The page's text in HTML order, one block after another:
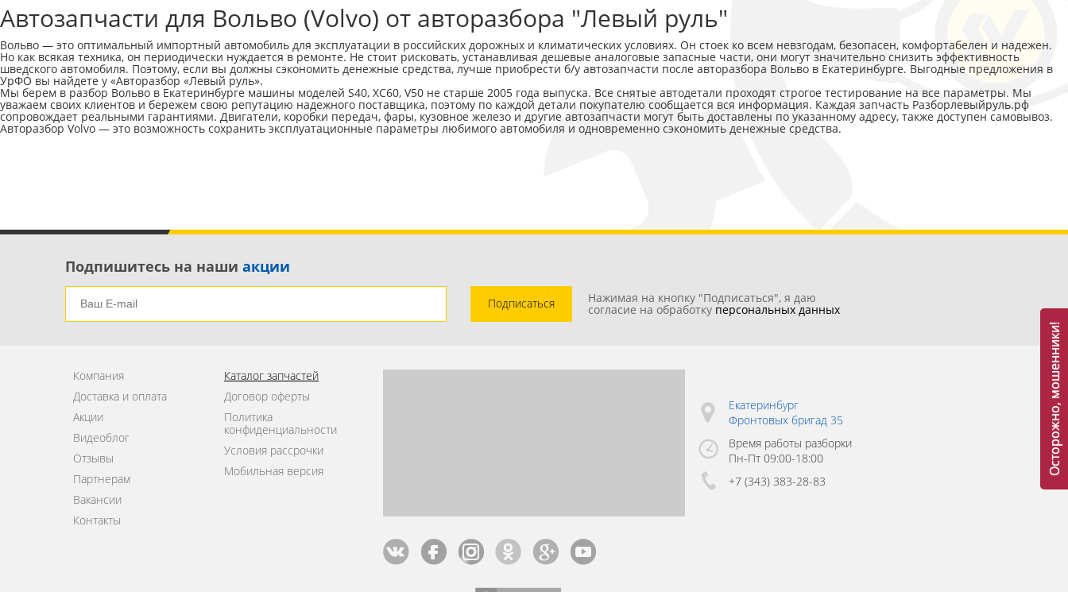
Автозапчасти для Вольво (Volvo) от авторазбора "Левый руль"
Вольво — это оптимальный импортный автомобиль для эксплуатации в российских дорожных и климатических условиях. Он стоек ко всем невзгодам, безопасен, комфортабелен и надежен.
Но как всякая техника, он периодически нуждается в ремонте. Не стоит рисковать, устанавливая дешевые аналоговые запасные части, они могут значительно снизить эффективность
шведского автомобиля. Поэтому, если вы должны сэкономить денежные средства, лучше приобрести б/у автозапчасти после авторазбора Вольво в Екатеринбурге. Выгодные предложения в
УрФО вы найдете у «Авторазбор «Левый руль».
Мы берем в разбор Вольво в Екатеринбурге машины моделей S40, XC60, V50 не старше 2005 года выпуска. Все снятые автодетали проходят строгое тестирование на все параметры. Мы
уважаем своих клиентов и бережем свою репутацию надежного поставщика, поэтому по каждой детали покупателю сообщается вся информация. Каждая запчасть Разборлевыйруль.рф
сопровождает реальными гарантиями. Двигатели, коробки передач, фары, кузовное железо и другие автозапчасти могут быть доставлены по указанному адресу, также доступен самовывоз.
Авторазбор Volvo — это возможность сохранить эксплуатационные параметры любимого автомобиля и одновременно сэкономить денежные средства.
Подпишитесь на наши акции
Подписаться Нажимая на кнопку "Подписаться", я даю
согласие на обработку персональных данных
Компания
Доставка и оплата
Акции
Видеоблог
Отзывы
Партнерам
Вакансии
Контакты
Каталог запчастей
Договор оферты
Политика
конфиденциальности
Условия рассрочки
Мобильная версия
Екатеринбург
Фронтовых бригад 35
Время работы разборки
Пн-Пт 09:00-18:00
+7 (343) 383-28-83
Осторожно, мошенники!